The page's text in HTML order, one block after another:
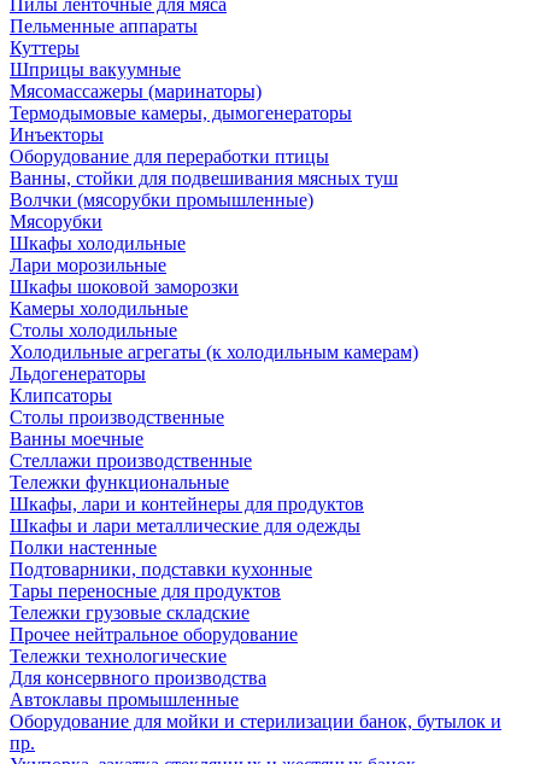
Пилы ленточные для мяса
Пельменные аппараты
Куттеры
Шприцы вакуумные
Мясомассажеры (маринаторы)
Термодымовые камеры, дымогенераторы
Инъекторы
Оборудование для переработки птицы
Ванны, стойки для подвешивания мясных туш
Волчки (мясорубки промышленные)
Мясорубки
Шкафы холодильные
Лари морозильные
Шкафы шоковой заморозки
Камеры холодильные
Столы холодильные
Холодильные агрегаты (к холодильным камерам)
Льдогенераторы
Клипсаторы
Столы производственные
Ванны моечные
Стеллажи производственные
Тележки функциональные
Шкафы, лари и контейнеры для продуктов
Шкафы и лари металлические для одежды
Полки настенные
Подтоварники, подставки кухонные
Тары переносные для продуктов
Тележки грузовые складские
Прочее нейтральное оборудование
Тележки технологические
Для консервного производства
Автоклавы промышленные
Оборудование для мойки и стерилизации банок, бутылок и
пр.